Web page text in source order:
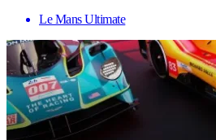
Le Mans Ultimate